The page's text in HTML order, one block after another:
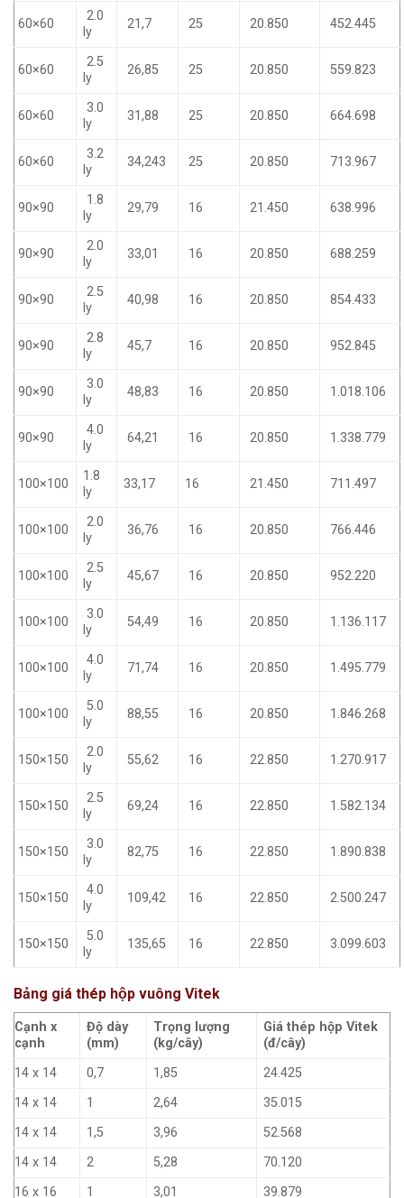
60×60
2.0
ly
21,7 25 20.850 452.445
60×60
2.5
ly
26,85 25 20.850 559.823
60×60
3.0
ly
31,88 25 20.850 664.698
60×60
3.2
ly
34,243 25 20.850 713.967
90×90
1.8
ly
29,79 16 21.450 638.996
90×90
2.0
ly
33,01 16 20.850 688.259
90×90
2.5
ly
40,98 16 20.850 854.433
90×90
2.8
ly
45,7 16 20.850 952.845
90×90
3.0
ly
48,83 16 20.850 1.018.106
90×90
4.0
ly
64,21 16 20.850 1.338.779
100×100
1.8
ly
33,17 16 21.450 711.497
100×100
2.0
ly
36,76 16 20.850 766.446
100×100
2.5
ly
45,67 16 20.850 952.220
100×100
3.0
ly
54,49 16 20.850 1.136.117
100×100
4.0
ly
71,74 16 20.850 1.495.779
100×100
5.0
ly
88,55 16 20.850 1.846.268
150×150
2.0
ly
55,62 16 22.850 1.270.917
150×150
2.5
ly
69,24 16 22.850 1.582.134
150×150
3.0
ly
82,75 16 22.850 1.890.838
150×150
4.0
ly
109,42 16 22.850 2.500.247
150×150
5.0
ly
135,65 16 22.850 3.099.603
Bảng giá thép hộp vuông Vitek
Cạnh x
cạnh
Độ dày
(mm)
Trọng lượng
(kg/cây)
Giá thép hộp Vitek
(đ/cây)
14 x 14
0,7 1,85
24.425
14 x 14
1 2,64
35.015
14 x 14
1,5 3,96
52.568
14 x 14
2 5,28
70.120
16 x 16
1 3,01 39.879